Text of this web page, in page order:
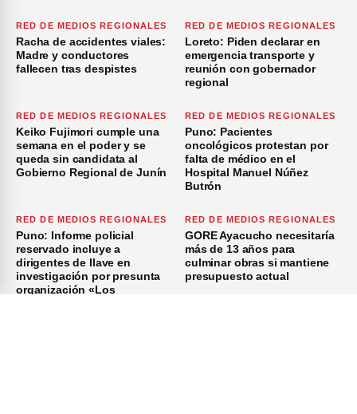
RED DE MEDIOS REGIONALES
Racha de accidentes viales:
Madre y conductores
fallecen tras despistes
RED DE MEDIOS REGIONALES
Loreto: Piden declarar en
emergencia transporte y
reunión con gobernador
regional
RED DE MEDIOS REGIONALES
Keiko Fujimori cumple una
semana en el poder y se
queda sin candidata al
Gobierno Regional de Junín
RED DE MEDIOS REGIONALES
Puno: Pacientes
oncológicos protestan por
falta de médico en el
Hospital Manuel Núñez
Butrón
RED DE MEDIOS REGIONALES
Puno: Informe policial
reservado incluye a
dirigentes de Ilave en
investigación por presunta
organización «Los
RED DE MEDIOS REGIONALES
GORE Ayacucho necesitaría
más de 13 años para
culminar obras si mantiene
presupuesto actual